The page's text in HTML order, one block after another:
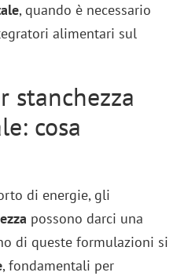
, quando è necessario
alimentari sul
stanchezza
cosa
di energie, gli
possono darci una
di queste formulazioni si
, fondamentali per